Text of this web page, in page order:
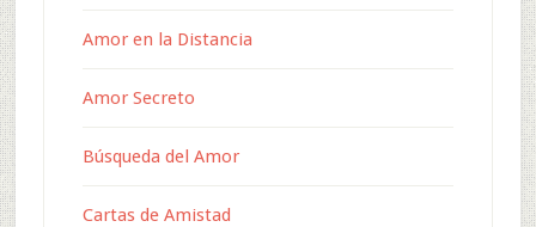
Amor en la Distancia
Amor Secreto
Búsqueda del Amor
Cartas de Amistad